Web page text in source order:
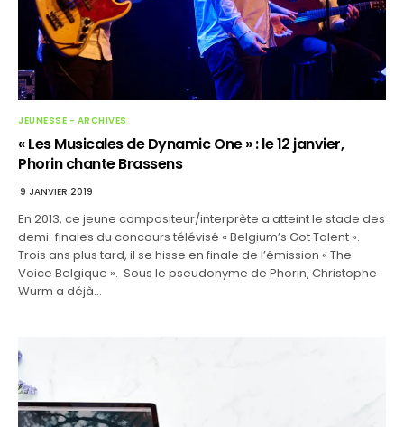
JEUNESSE - ARCHIVES
« Les Musicales de Dynamic One » : le 12 janvier,
Phorin chante Brassens
9 JANVIER 2019
En 2013, ce jeune compositeur/interprète a atteint le stade des
demi-finales du concours télévisé « Belgium’s Got Talent ».
Trois ans plus tard, il se hisse en finale de l’émission « The
Voice Belgique ». Sous le pseudonyme de Phorin, Christophe
Wurm a déjà…